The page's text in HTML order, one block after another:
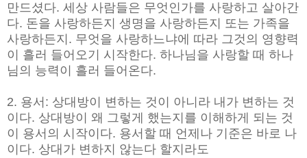
만드셨다. 세상 사람들은 무엇인가를 사랑하고 살아간
다. 돈을 사랑하든지 생명을 사랑하든지 또는 가족을
사랑하든지. 무엇을 사랑하느냐에 따라 그것의 영향력
이 흘러 들어오기 시작한다. 하나님을 사랑할 때 하나
님의 능력이 흘러 들어온다.
2. 용서: 상대방이 변하는 것이 아니라 내가 변하는 것
이다. 상대방이 왜 그렇게 했는지를 이해하게 되는 것
이 용서의 시작이다. 용서할 때 언제나 기준은 바로 나
이다. 상대가 변하지 않는다 할지라도